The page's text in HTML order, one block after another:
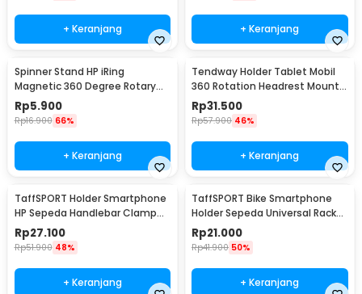
+ Keranjang + Keranjang
Spinner Stand HP iRing
Magnetic 360 Degree Rotary
Phone Holder
Rp5.900
Rp16.900 66%
+ Keranjang
Tendway Holder Tablet Mobil
360 Rotation Headrest Mount
8-11 Inch - SBT-1104
Rp31.500
Rp57.900 46%
+ Keranjang
TaffSPORT Holder Smartphone
HP Sepeda Handlebar Clamp
Bicycle Holder - YP07
Rp27.100
Rp51.900 48%
+ Keranjang
TaffSPORT Bike Smartphone
Holder Sepeda Universal Rack
Bicycle - BM03
Rp21.000
Rp41.900 50%
+ Keranjang